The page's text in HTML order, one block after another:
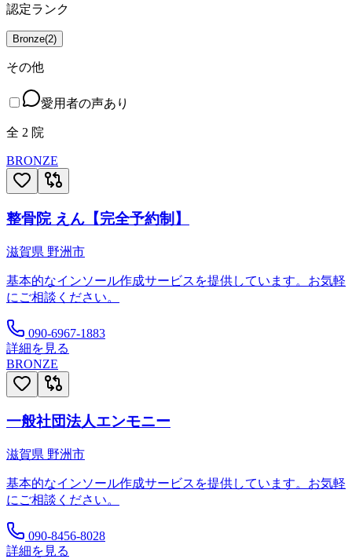
認定ランク
Bronze(2)
その他
愛用者の声あり
全 2 院
BRONZE
整骨院 えん【完全予約制】
滋賀県 野洲市
基本的なインソール作成サービスを提供しています。お気軽
にご相談ください。
090-6967-1883
詳細を見る
BRONZE
一般社団法人エンモニー
滋賀県 野洲市
基本的なインソール作成サービスを提供しています。お気軽
にご相談ください。
090-8456-8028
詳細を見る